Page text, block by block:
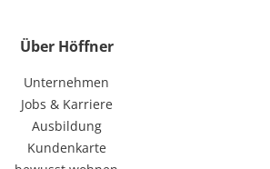
Über Höffner
Unternehmen
Jobs & Karriere
Ausbildung
Kundenkarte